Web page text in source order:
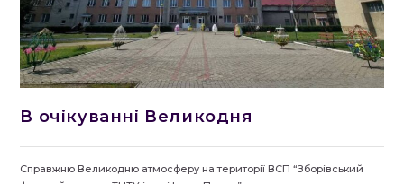
В очікуванні Великодня
Справжню Великодню атмосферу на території ВСП “Зборівський